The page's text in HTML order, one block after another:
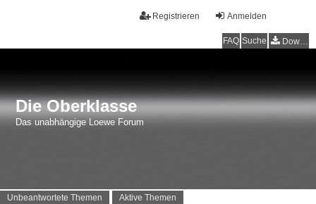
Anmelden
Registrieren
FAQ Suche Downloads
Die Oberklasse
Das unabhängige Loewe Forum
Unbeantwortete Themen Aktive Themen